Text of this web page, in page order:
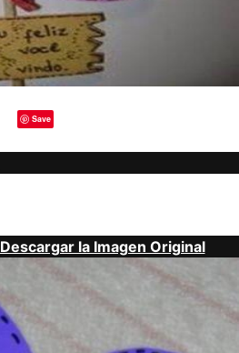
Save
Descargar la Imagen Original